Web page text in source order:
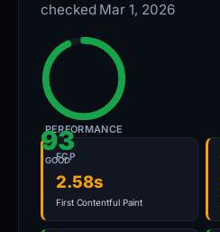
checked Mar 1, 2026
93
GOOD
PERFORMANCE
FCP
2.58s
First Contentful Paint